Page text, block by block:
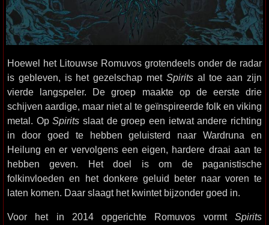
Hoewel het Litouwse Romuvos grotendeels onder de radar
is gebleven, is het gezelschap met Spiritsal toe aan zijn
vierde langspeler. De groep maakte op de eerste drie
schijven aardige, maar niet al te geïnspireerde folk en viking
metal. OpSpirits slaat de groep een ietwat andere richting
in door goed te hebben geluisterd naar Wardruna en
Heilung en er vervolgens een eigen, hardere draai aan te
hebben geven. Het doel is om de paganistische
folkinvloeden en het donkere geluid beter naar voren te
laten komen. Daar slaagt het kwintet bijzonder goed in.
Voor het in 2014 opgerichte Romuvos vormt Spirits